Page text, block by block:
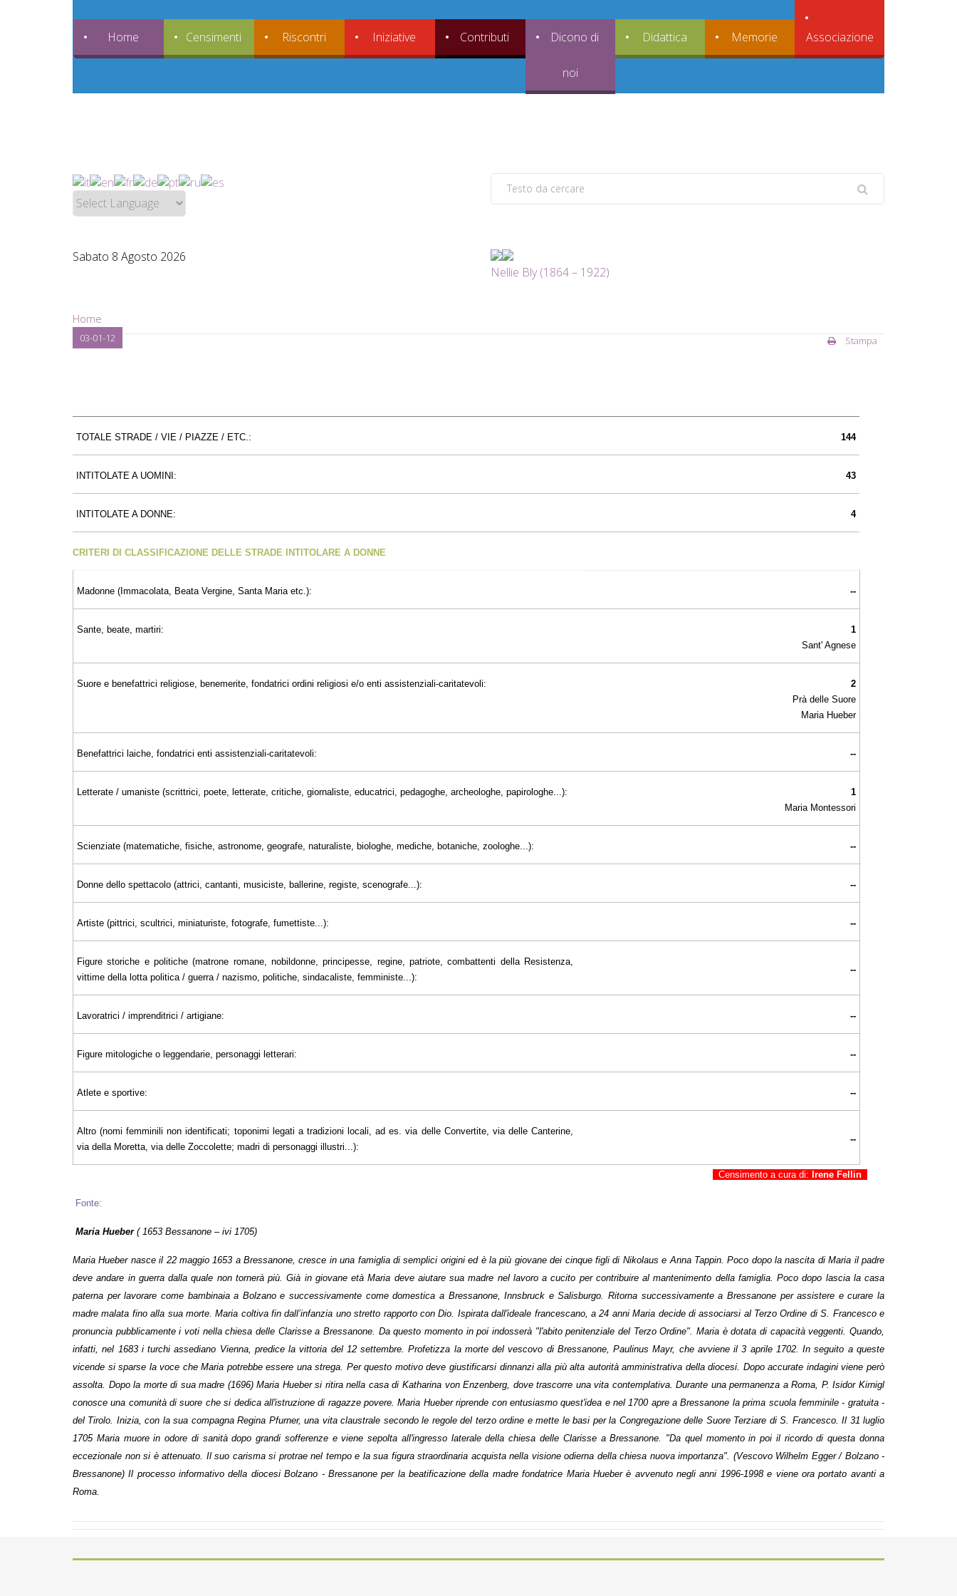
Home Censimenti Riscontri Iniziative Contributi Dicono di
noi
Didattica Memorie Associazione
Sabato 8 Agosto 2026
Nellie Bly (1864 – 1922)
Home
03-01-12 Stampa
TOTALE STRADE / VIE / PIAZZE / ETC.: 144
INTITOLATE A UOMINI: 43
INTITOLATE A DONNE: 4
CRITERI DI CLASSIFICAZIONE DELLE STRADE INTITOLARE A DONNE
Madonne (Immacolata, Beata Vergine, Santa Maria etc.): --
Sante, beate, martiri:
1
Sant' Agnese
Suore e benefattrici religiose, benemerite, fondatrici ordini religiosi e/o enti assistenziali-caritatevoli:
2
Prà delle Suore
Maria Hueber
Benefattrici laiche, fondatrici enti assistenziali-caritatevoli: --
Letterate / umaniste (scrittrici, poete, letterate, critiche, giornaliste, educatrici, pedagoghe, archeologhe, papirologhe...):
1
Maria Montessori
Scienziate (matematiche, fisiche, astronome, geografe, naturaliste, biologhe, mediche, botaniche, zoologhe...): --
Donne dello spettacolo (attrici, cantanti, musiciste, ballerine, registe, scenografe...): --
Artiste (pittrici, scultrici, miniaturiste, fotografe, fumettiste...): --
Figure storiche e politiche (matrone romane, nobildonne, principesse, regine, patriote, combattenti della Resistenza,
vittime della lotta politica / guerra / nazismo, politiche, sindacaliste, femministe...):
--
Lavoratrici / imprenditrici / artigiane: --
Figure mitologiche o leggendarie, personaggi letterari: --
Atlete e sportive: --
Altro (nomi femminili non identificati; toponimi legati a tradizioni locali, ad es. via delle Convertite, via delle Canterine,
via della Moretta, via delle Zoccolette; madri di personaggi illustri...):
--
Censimento a cura di: Irene Fellin
Fonte:
Maria Hueber( 1653 Bessanone – ivi 1705)
Maria Hueber nasce il 22 maggio 1653 a Bressanone, cresce in una famiglia di semplici origini ed è la più giovane dei cinque figli di Nikolaus e Anna Tappin. Poco dopo la nascita di Maria il padre
deve andare in guerra dalla quale non tornerà più.Già in giovane età Maria deve aiutare sua madre nel lavoro a cucito per contribuire al mantenimento della famiglia. Poco dopo lascia la casa
paterna per lavorare come bambinaia a Bolzano e successivamente come domestica a Bressanone, Innsbruck e Salisburgo. Ritorna successivamente a Bressanone per assistere e curare la
madre malata fino alla sua morte.Maria coltiva fin dall’infanzia uno stretto rapporto con Dio. Ispirata dall'ideale francescano, a 24 anni Maria decide di associarsi al Terzo Ordine di S. Francesco e
pronuncia pubblicamente i voti nella chiesa delle Clarisse a Bressanone. Da questo momento in poi indosserà "l'abito penitenziale del Terzo Ordine". Maria è dotata di capacità veggenti. Quando,
infatti, nel 1683 i turchi assediano Vienna, predice la vittoria del 12 settembre.Profetizza la morte del vescovo di Bressanone, Paulinus Mayr, che avviene il 3 aprile 1702.In seguito a queste
vicende si sparse la voce che Maria potrebbe essere una strega. Per questo motivo deve giustificarsi dinnanzi alla più alta autorità amministrativa della diocesi. Dopo accurate indagini viene però
assolta. Dopo la morte di sua madre (1696) Maria Hueber si ritira nella casa di Katharina von Enzenberg, dove trascorre una vita contemplativa.Durante una permanenza a Roma, P. Isidor Kirnigl
conosce una comunità di suore che si dedica all'istruzione di ragazze povere. Maria Hueber riprende con entusiasmo quest'idea e nel 1700 apre a Bressanone la prima scuola femminile - gratuita -
del Tirolo. Inizia, con la sua compagna Regina Pfurner, una vita claustrale secondo le regole del terzo ordine e mette le basi per la Congregazione delle Suore Terziare di S. Francesco.Il 31 luglio
1705 Maria muore in odore di sanità dopo grandi sofferenze e viene sepolta all'ingresso laterale della chiesa delle Clarisse a Bressanone. "Da quel momento in poi il ricordo di questa donna
eccezionale non si è attenuato. Il suo carisma si protrae nel tempo e la sua figura straordinaria acquista nella visione odierna della chiesa nuova importanza". (Vescovo Wilhelm Egger / Bolzano -
Bressanone)Il processo informativo della diocesi Bolzano - Bressanone per la beatificazione della madre fondatrice Maria Hueber è avvenuto negli anni 1996-1998 e viene ora portato avanti a
Roma.